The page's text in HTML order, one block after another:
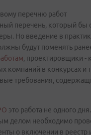
перечню работ
перечень, который бы
Но введение в
будут поменять
, проектировщики -
компаний в конкурсах и
требования,
это работа не одного
делом необходимо
о включении в